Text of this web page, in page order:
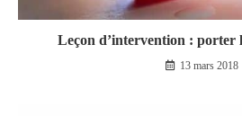
Leçon d’intervention : porter
13 mars 2018